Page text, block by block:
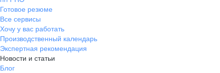
Готовое резюме
Все сервисы
Хочу у вас работать
Производственный календарь
Экспертная рекомендация
Новости и статьи
Блог